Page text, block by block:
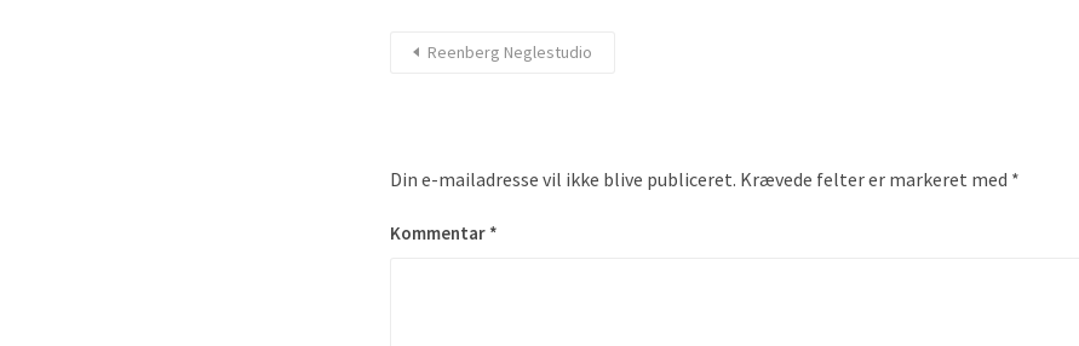
Reenberg Neglestudio
Din e-mailadresse vil ikke blive publiceret. Krævede felter er markeret med *
Kommentar *